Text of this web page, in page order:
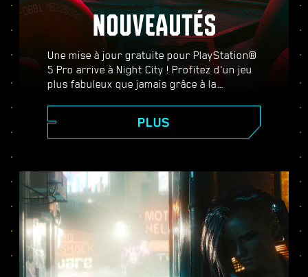
NOUVEAUTÉS
Une mise à jour gratuite pour PlayStation®
5 Pro arrive à Night City ! Profitez d'un jeu
plus fabuleux que jamais grâce à la
ray-tracing, d'un plus grand nombre
d'images par seconde, et plus encore.
Performances, Ray-tracing et Ray-tracing
Pro, et bénéficiez de meilleurs graphismes,
de scènes d'action plus fluides, et de tout
ce que Cyberpunk 2077 sur PS5® Pro a à
offrir.
PLUS